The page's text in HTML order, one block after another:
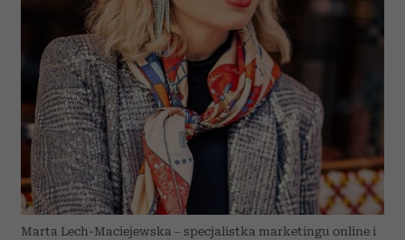
Marta Lech-Maciejewska – specjalistka marketingu online i